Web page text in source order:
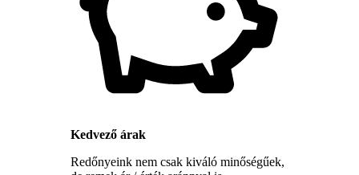
Kedvező árak
Redőnyeink nem csak kiváló minőségűek,